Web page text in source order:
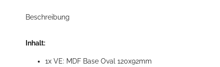
Beschreibung
Inhalt:
1x VE: MDF Base Oval 120x92mm